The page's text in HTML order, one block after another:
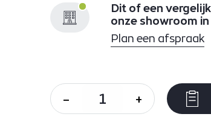
Dit of een
onze showroom
Plan een afspraak
- +